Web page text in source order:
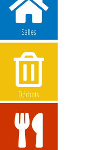
Salles
Déchets